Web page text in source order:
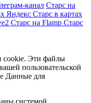
канал Старс на
Яндекс Старс в картах
Старс на Flamp Старс
cookie. Эти файлы
пользовательской
Данные для
системой